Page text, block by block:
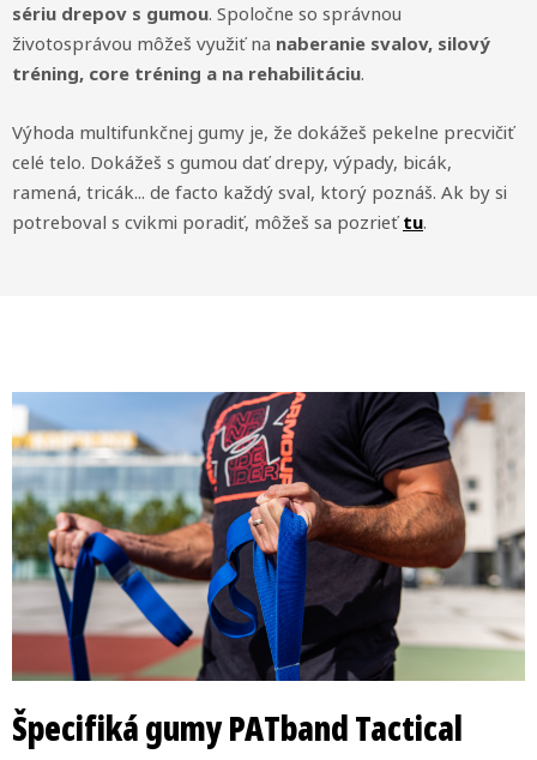
sériu drepov s gumou. Spoločne so správnou
životosprávou môžeš využiť na naberanie svalov, silový
tréning, core tréning a na rehabilitáciu.
Výhoda multifunkčnej gumy je, že dokážeš pekelne precvičiť
celé telo. Dokážeš s gumou dať drepy, výpady, bicák,
ramená, tricák... de facto každý sval, ktorý poznáš. Ak by si
potreboval s cvikmi poradiť, môžeš sa pozrieťtu.
Špecifiká gumy PATband Tactical